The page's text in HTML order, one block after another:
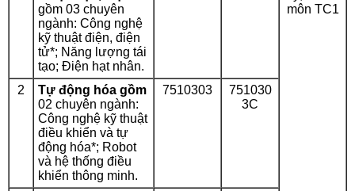
gồm 03 chuyên
ngành: Công nghệ
kỹ thuật điện, điện
tử*; Năng lượng tái
tạo; Điện hạt nhân.
môn TC1
2
Tự động hóa gồm
02 chuyên ngành:
Công nghệ kỹ thuật
điều khiển và tự
động hóa*; Robot
và hệ thống điều
khiển thông minh.
7510303
751030
3C